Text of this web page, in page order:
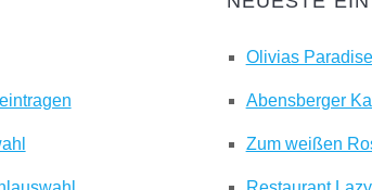
Olivias
Abensberger
Zum weißen